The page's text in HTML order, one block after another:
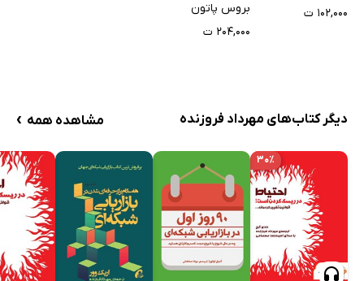
۱۰۲,۰۰۰ ت
بروس پاتون
۲۰۴,۰۰۰ ت
دیگر کتاب‌های مهرداد فروزنده مشاهده همه ›
۳۰٪